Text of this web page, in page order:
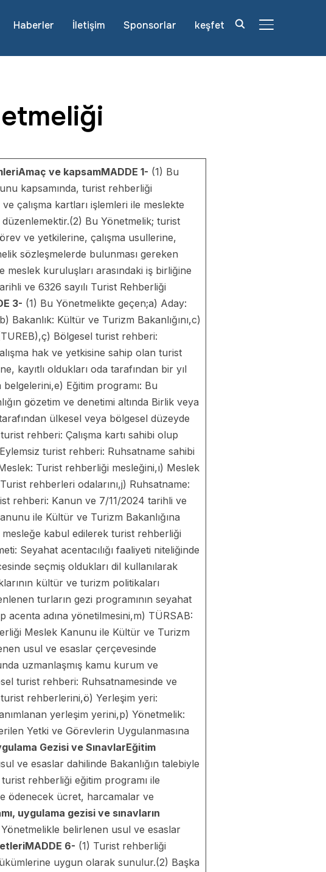
YAN MENÜ
Haberler İletişim Sponsorlar keşfet
Amaç ve kapsamMADDE 1- (1) Bu
kapsamında, turist rehberliği
çalışma kartları işlemleri ile meslekte
Bu Yönetmelik; turist
ve yetkilerine, çalışma usullerine,
sözleşmelerde bulunması gereken
kuruluşları arasındaki iş birliğine
ve 6326 sayılı Turist Rehberliği
3- (1) Bu Yönetmelikte geçen;a) Aday:
Bakanlık: Kültür ve Turizm Bakanlığını,c)
Bölgesel turist rehberi:
hak ve yetkisine sahip olan turist
kayıtlı oldukları oda tarafından bir yıl
Eğitim programı: Bu
gözetim ve denetimi altında Birlik veya
ülkesel veya bölgesel düzeyde
rehberi: Çalışma kartı sahibi olup
turist rehberi: Ruhsatname sahibi
Turist rehberliği mesleğini,ı) Meslek
rehberleri odalarını,j) Ruhsatname:
rehberi: Kanun ve 7/11/2024 tarihli ve
ile Kültür ve Turizm Bakanlığına
kabul edilerek turist rehberliği
Seyahat acentacılığı faaliyeti niteliğinde
seçmiş oldukları dil kullanılarak
kültür ve turizm politikaları
turların gezi programının seyahat
acenta adına yönetilmesini,m) TÜRSAB:
Meslek Kanunu ile Kültür ve Turizm
usul ve esaslar çerçevesinde
uzmanlaşmış kamu kurum ve
turist rehberi: Ruhsatnamesinde ve
rehberlerini,ö) Yerleşim yeri:
yerleşim yerini,p) Yönetmelik:
Yetki ve Görevlerin Uygulanmasına
Gezisi ve SınavlarEğitim
ve esaslar dahilinde Bakanlığın talebiyle
rehberliği eğitim programı ile
ödenecek ücret, harcamalar ve
uygulama gezisi ve sınavların
belirlenen usul ve esaslar
MADDE 6- (1) Turist rehberliği
uygun olarak sunulur.(2) Başka